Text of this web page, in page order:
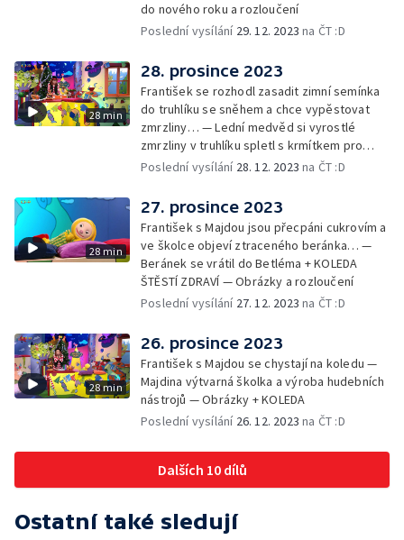
do nového roku a rozloučení
Poslední vysílání 29. 12. 2023 na ČT :D
28 min
28. prosince 2023
František se rozhodl zasadit zimní semínka
do truhlíku se sněhem a chce vypěstovat
zmrzliny… — Lední medvěd si vyrostlé
zmrzliny v truhlíku spletl s krmítkem pro
medvědy… — Kompas od medvěda +
Poslední vysílání 28. 12. 2023 na ČT :D
28 min
27. prosince 2023
František s Majdou jsou přecpáni cukrovím a
ve školce objeví ztraceného beránka… —
Beránek se vrátil do Betléma + KOLEDA
ŠTĚSTÍ ZDRAVÍ — Obrázky a rozloučení
Poslední vysílání 27. 12. 2023 na ČT :D
28 min
26. prosince 2023
František s Majdou se chystají na koledu —
Majdina výtvarná školka a výroba hudebních
nástrojů — Obrázky + KOLEDA
Poslední vysílání 26. 12. 2023 na ČT :D
Dalších 10 dílů
Ostatní také sledují